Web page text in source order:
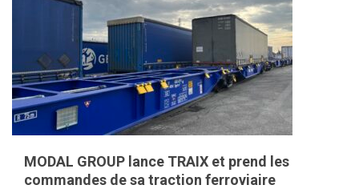
MODAL GROUP lance TRAIX et prend les
commandes de sa traction ferroviaire